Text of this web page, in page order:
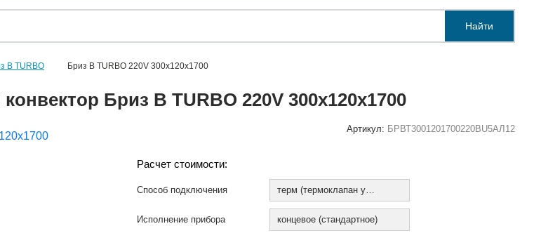
Найти
В TURBO Бриз В TURBO 220V 300х120х1700
Бриз В TURBO 220V 300х120х1700
Артикул: БРВТ3001201700220ВU5АЛ12
Расчет стоимости:
Способ подключения терм (термоклапан установлен)
Исполнение прибора концевое (стандартное)